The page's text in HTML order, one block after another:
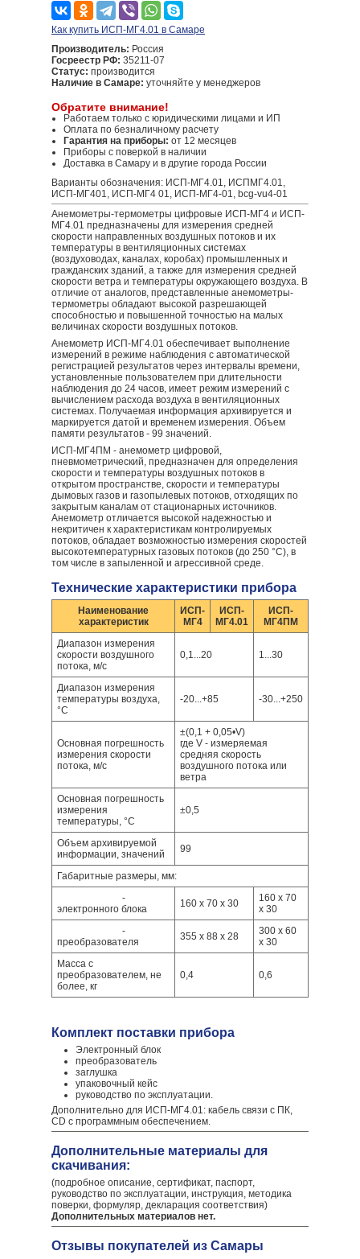
Как купить ИСП-МГ4.01 в Самаре
Производитель: Россия
Госреестр РФ: 35211-07
Статус: производится
Наличие в Самаре: уточняйте у менеджеров
Обратите внимание!
Работаем только с юридическими лицами и ИП
Оплата по безналичному расчету
Гарантия на приборы: от 12 месяцев
Приборы с поверкой в наличии
Доставка в Самару и в другие города России
Варианты обозначения: ИСП-МГ4.01, ИСПМГ4.01,
ИСП-МГ401, ИСП-МГ4 01, ИСП-МГ4-01, bcg-vu4-01
Анемометры-термометры цифровые ИСП-МГ4 и ИСП-
МГ4.01 предназначены для измерения средней
скорости направленных воздушных потоков и их
температуры в вентиляционных системах
(воздуховодах, каналах, коробах) промышленных и
гражданских зданий, а также для измерения средней
скорости ветра и температуры окружающего воздуха. В
отличие от аналогов, представленные анемометры-
термометры обладают высокой разрешающей
способностью и повышенной точностью на малых
величинах скорости воздушных потоков.
Анемометр ИСП-МГ4.01 обеспечивает выполнение
измерений в режиме наблюдения с автоматической
регистрацией результатов через интервалы времени,
установленные пользователем при длительности
наблюдения до 24 часов, имеет режим измерений с
вычислением расхода воздуха в вентиляционных
системах. Получаемая информация архивируется и
маркируется датой и временем измерения. Объем
памяти результатов - 99 значений.
ИСП-МГ4ПМ - анемометр цифровой,
пневмометрический, предназначен для определения
скорости и температуры воздушных потоков в
открытом пространстве, скорости и температуры
дымовых газов и газопылевых потоков, отходящих по
закрытым каналам от стационарных источников.
Анемометр отличается высокой надежностью и
некритичен к характеристикам контролируемых
потоков, обладает возможностью измерения скоростей
высокотемпературных газовых потоков (до 250 °С), в
том числе в запыленной и агрессивной среде.
Технические характеристики прибора
Наименование
характеристик
ИСП-
МГ4
ИСП-
МГ4.01
ИСП-
МГ4ПМ
Диапазон измерения
скорости воздушного
потока, м/с
0,1...20 1...30
Диапазон измерения
температуры воздуха,
°С
-20...+85 -30...+250
Основная погрешность
измерения скорости
потока, м/с
±(0,1 + 0,05•V)
где V - измеряемая
средняя скорость
воздушного потока или
ветра
Основная погрешность
измерения
температуры, °С
±0,5
Объем архивируемой
информации, значений
99
Габаритные размеры, мм:
-
электронного блока
160 х 70 х 30
160 х 70
х 30
-
преобразователя
355 x 88 x 28
300 x 60
x 30
Масса с
преобразователем, не
более, кг
0,4 0,6
Комплект поставки прибора
Электронный блок
преобразователь
заглушка
упаковочный кейс
руководство по эксплуатации.
Дополнительно для ИСП-МГ4.01: кабель связи с ПК,
CD с программным обеспечением.
Дополнительные материалы для
скачивания:
(подробное описание, сертификат, паспорт,
руководство по эксплуатации, инструкция, методика
поверки, формуляр, декларация соответствия)
Дополнительных материалов нет.
Отзывы покупателей из Самары